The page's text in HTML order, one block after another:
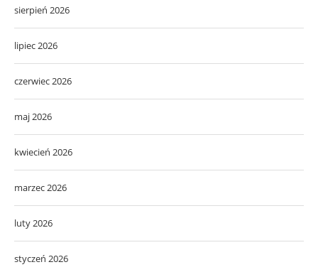
sierpień 2026
lipiec 2026
czerwiec 2026
maj 2026
kwiecień 2026
marzec 2026
luty 2026
styczeń 2026